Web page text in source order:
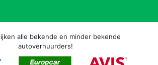
alle bekende en minder bekende
autoverhuurders!